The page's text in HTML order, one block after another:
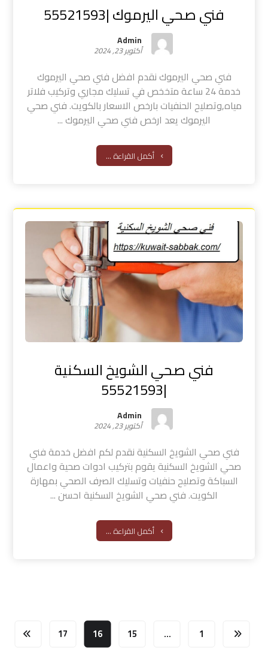
فني صحي اليرموك |55521593
Admin
أكتوبر 23, 2024
فني صحي اليرموك نقدم افضل فني صحي اليرموك
خدمة 24 ساعة متخخص في تسليك مجاري وتركيب فلاتر
مياه,وتصليح الحنفيات بارخص الاسعار بالكويت. فني صحي
اليرموك يعد ارخص فني صحي اليرموك ...
أكمل القراءة ...
فني صحي الشويخ السكنية
|55521593
Admin
أكتوبر 23, 2024
فني صحي الشويخ السكنية نقدم لكم افضل خدمة فني
صحي الشويخ السكنية يقوم بتركيب ادوات صحية واعمال
السباكة وتصليح حنفيات وتسليك الصرف الصحي بمهارة
الكويت. فني صحي الشويخ السكنية احسن ...
أكمل القراءة ...
1
…
15
16
17